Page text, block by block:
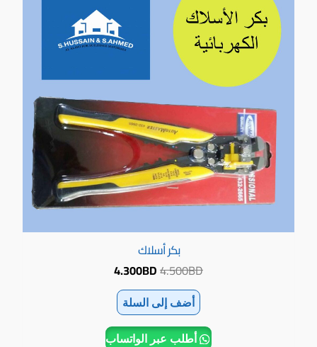
بكر أسلاك
4.500BD
4.300BD
4.300BD.
أضف إلى السلة
أطلب عبر الواتساب